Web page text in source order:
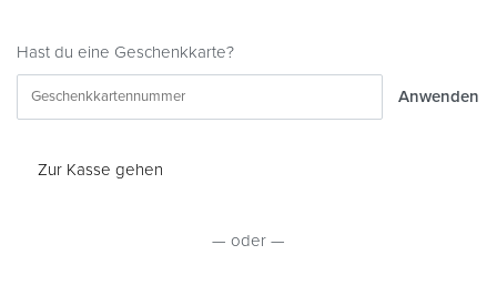
Hast du eine Geschenkkarte?
Zur Kasse gehen
— oder —